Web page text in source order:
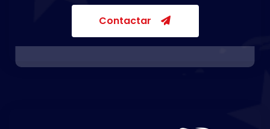
Contactar